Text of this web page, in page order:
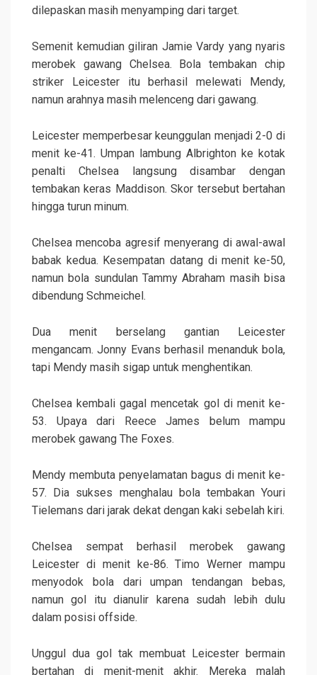
dilepaskan masih menyamping dari target.
Semenit kemudian giliran Jamie Vardy yang nyaris
merobek gawang Chelsea. Bola tembakan chip
striker Leicester itu berhasil melewati Mendy,
namun arahnya masih melenceng dari gawang.
Leicester memperbesar keunggulan menjadi 2-0 di
menit ke-41. Umpan lambung Albrighton ke kotak
penalti Chelsea langsung disambar dengan
tembakan keras Maddison. Skor tersebut bertahan
hingga turun minum.
Chelsea mencoba agresif menyerang di awal-awal
babak kedua. Kesempatan datang di menit ke-50,
namun bola sundulan Tammy Abraham masih bisa
dibendung Schmeichel.
Dua menit berselang gantian Leicester
mengancam. Jonny Evans berhasil menanduk bola,
tapi Mendy masih sigap untuk menghentikan.
Chelsea kembali gagal mencetak gol di menit ke-
53. Upaya dari Reece James belum mampu
merobek gawang The Foxes.
Mendy membuta penyelamatan bagus di menit ke-
57. Dia sukses menghalau bola tembakan Youri
Tielemans dari jarak dekat dengan kaki sebelah kiri.
Chelsea sempat berhasil merobek gawang
Leicester di menit ke-86. Timo Werner mampu
menyodok bola dari umpan tendangan bebas,
namun gol itu dianulir karena sudah lebih dulu
dalam posisi offside.
Unggul dua gol tak membuat Leicester bermain
bertahan di menit-menit akhir. Mereka malah